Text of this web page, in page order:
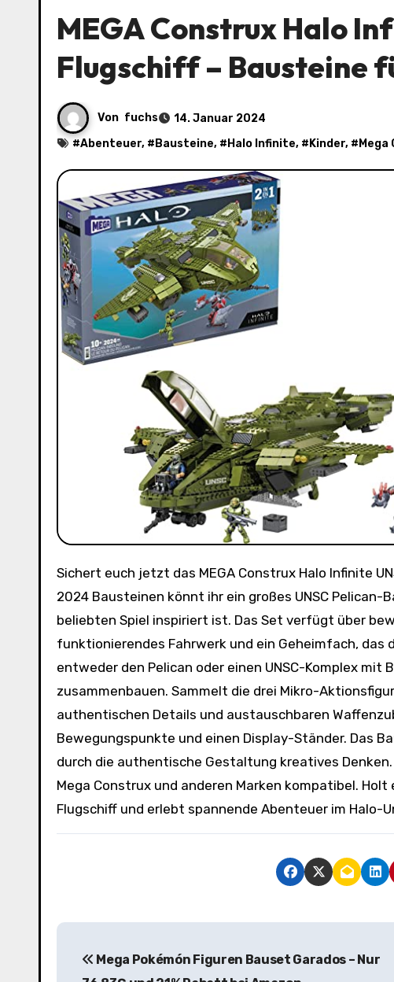
MEGA Construx Halo
Flugschiff – Bausteine
Von fuchs
14. Januar 2024
#Abenteuer, # Bausteine, # Halo Infinite, # Kinder, #
Sichert euch jetzt das MEGA Construx Halo Infinite UNSC Pelican-Flugschiff für nur 123,75€ statt 163,05€! Mit
2024 Bausteinen könnt ihr ein großes UNSC
beliebten Spiel inspiriert ist. Das Set verfügt über
funktionierendes Fahrwerk und ein Geheimfach,
entweder den Pelican oder einen UNSC-Komplex
zusammenbauen. Sammelt die drei Mikro-
authentischen Details und austauschbaren
Bewegungspunkte und einen Display-Ständer. Das
durch die authentische Gestaltung kreatives
Mega Construx und anderen Marken kompatibel.
Flugschiff und erlebt spannende Abenteuer im Halo-
B
Mega Pokémón Figuren Bauset Garados – Nur